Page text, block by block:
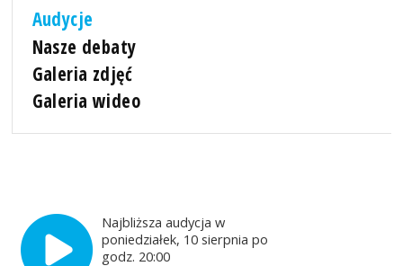
Audycje
Nasze debaty
Galeria zdjęć
Galeria wideo
Najbliższa audycja w
poniedziałek, 10 sierpnia po
godz. 20:00